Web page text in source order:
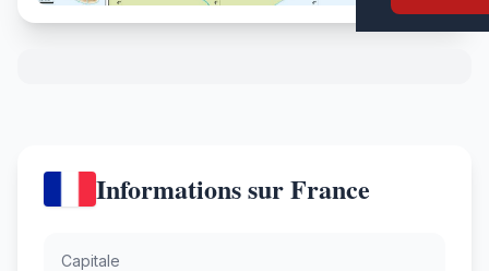
Informations sur France
Capitale